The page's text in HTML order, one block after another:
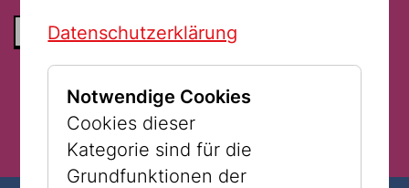
ZURÜCK ZUR LISTE
Datenschutzerklärung
Notwendige Cookies
Cookies dieser
Kategorie sind für die
Grundfunktionen der